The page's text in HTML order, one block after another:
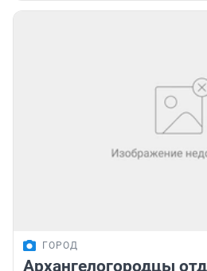
ГОРОД
Архангелогородцы